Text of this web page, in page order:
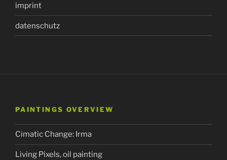
imprint
datenschutz
PAINTINGS OVERVIEW
Cimatic Change: Irma
Living Pixels, oil painting